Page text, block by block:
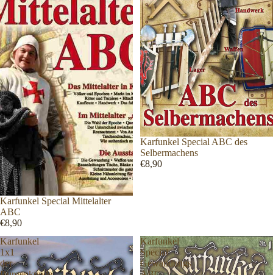
Karfunkel Special Mittelalter
ABC
€8,90
Karfunkel Special ABC des
Selbermachens
€8,90
Karfunkel
1x1
der
Karfunkel
Special
Gewandungs